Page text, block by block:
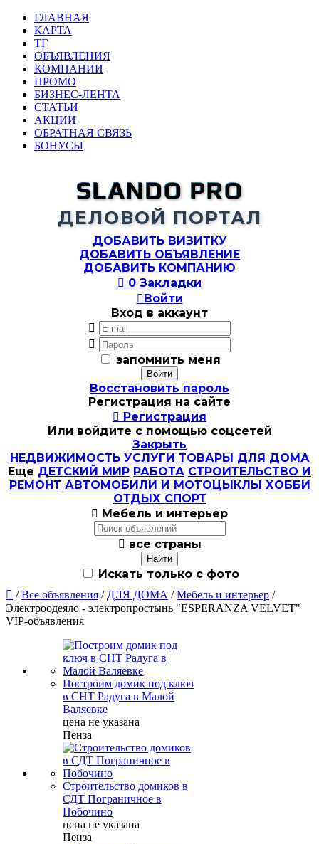
ГЛАВНАЯ
КАРТА
ТГ
ОБЪЯВЛЕНИЯ
КОМПАНИИ
ПРОМО
БИЗНЕС-ЛЕНТА
СТАТЬИ
АКЦИИ
ОБРАТНАЯ СВЯЗЬ
БОНУСЫ
SLANDO PRO
ДЕЛОВОЙ ПОРТАЛ
ДОБАВИТЬ ВИЗИТКУ
ДОБАВИТЬ ОБЪЯВЛЕНИЕ
ДОБАВИТЬ КОМПАНИЮ
 0 Закладки
Войти
Вход в аккаунт


запомнить меня
Восстановить пароль
Регистрация на сайте
 Регистрация
Или войдите с помощью соцсетей
Закрыть
НЕДВИЖИМОСТЬ УСЛУГИ ТОВАРЫ ДЛЯ ДОМА
Еще ДЕТСКИЙ МИР РАБОТА СТРОИТЕЛЬСТВО И
РЕМОНТ АВТОМОБИЛИ И МОТОЦЫКЛЫ ХОББИ
ОТДЫХ СПОРТ
 Мебель и интерьер
 все страны
Искать только с фото
 /Все объявления / ДЛЯ ДОМА /Мебель и интерьер /
Электроодеяло - электропростынь "ESPERANZA VELVET"
VIP-объявления
Построим домик под ключ
в СНТ Радуга в Малой
Валяевке
цена не указана
Пенза
Строительство домиков в
СДТ Пограничное в
Побочино
цена не указана
Пенза